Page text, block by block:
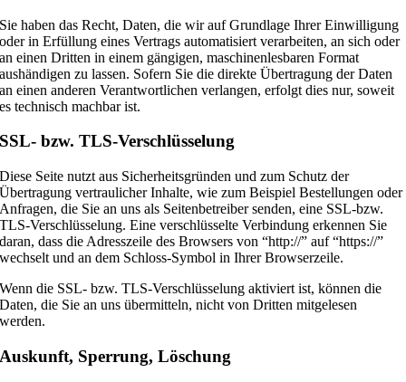
Sie haben das Recht, Daten, die wir auf Grundlage Ihrer Einwilligung
oder in Erfüllung eines Vertrags automatisiert verarbeiten, an sich oder
an einen Dritten in einem gängigen, maschinenlesbaren Format
aushändigen zu lassen. Sofern Sie die direkte Übertragung der Daten
an einen anderen Verantwortlichen verlangen, erfolgt dies nur, soweit
es technisch machbar ist.
SSL- bzw. TLS-Verschlüsselung
Diese Seite nutzt aus Sicherheitsgründen und zum Schutz der
Übertragung vertraulicher Inhalte, wie zum Beispiel Bestellungen oder
Anfragen, die Sie an uns als Seitenbetreiber senden, eine SSL-bzw.
TLS-Verschlüsselung. Eine verschlüsselte Verbindung erkennen Sie
daran, dass die Adresszeile des Browsers von “http://” auf “https://”
wechselt und an dem Schloss-Symbol in Ihrer Browserzeile.
Wenn die SSL- bzw. TLS-Verschlüsselung aktiviert ist, können die
Daten, die Sie an uns übermitteln, nicht von Dritten mitgelesen
werden.
Auskunft, Sperrung, Löschung